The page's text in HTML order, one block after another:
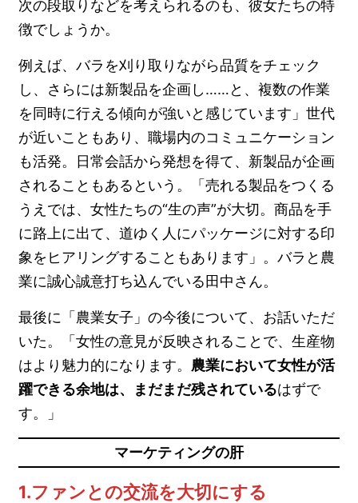
次の段取りなどを考えられるのも、彼女たちの特
徴でしょうか。
例えば、バラを刈り取りながら品質をチェック
し、さらには新製品を企画し……と、複数の作業
を同時に行える傾向が強いと感じています」世代
が近いこともあり、職場内のコミュニケーション
も活発。日常会話から発想を得て、新製品が企画
されることもあるという。「売れる製品をつくる
うえでは、女性たちの“生の声”が大切。商品を手
に路上に出て、道ゆく人にパッケージに対する印
象をヒアリングすることもあります」。バラと農
業に誠心誠意打ち込んでいる田中さん。
最後に「農業女子」の今後について、お話いただ
いた。「女性の意見が反映されることで、生産物
はより魅力的になります。 農業において女性が活
躍できる余地は、まだまだ残されているはずで
す。」
マーケティングの肝
1.ファンとの交流を大切にする